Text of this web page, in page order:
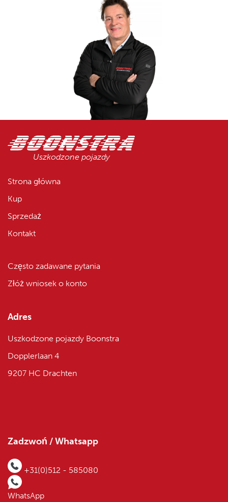
Uszkodzone pojazdy
Strona główna
Kup
Sprzedaż
Kontakt
Często zadawane pytania
Złóż wniosek o konto
Adres
Uszkodzone pojazdy Boonstra
Dopplerlaan 4
9207 HC Drachten
Zadzwoń / Whatsapp
+31(0)512 - 585080
WhatsApp